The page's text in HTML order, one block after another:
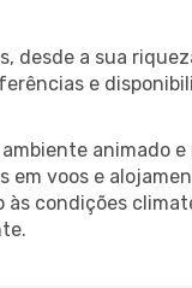
desde a sua
e
animado
em voos e
condições